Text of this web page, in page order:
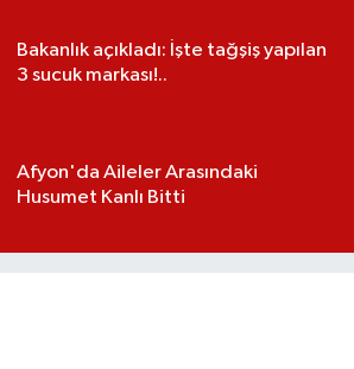
Bakanlık açıkladı: İşte tağşiş yapılan
3 sucuk markası!..
Afyon'da Aileler Arasındaki
Husumet Kanlı Bitti